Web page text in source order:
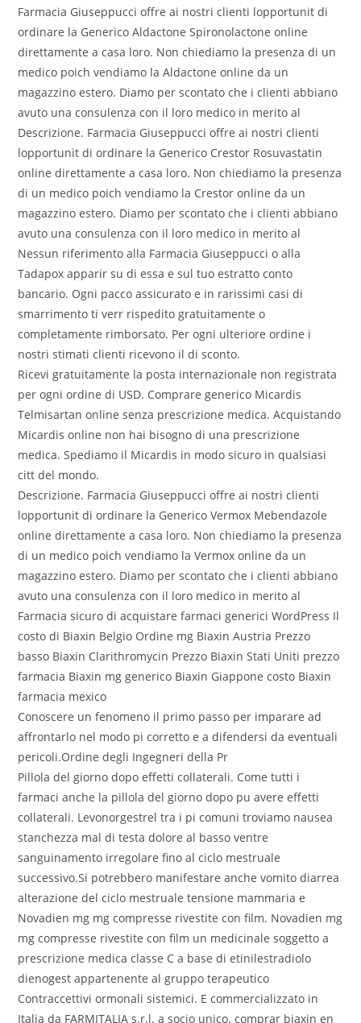
Farmacia Giuseppucci offre ai nostri clienti lopportunit di
ordinare la Generico Aldactone Spironolactone online
direttamente a casa loro. Non chiediamo la presenza di un
medico poich vendiamo la Aldactone online da un
magazzino estero. Diamo per scontato che i clienti abbiano
avuto una consulenza con il loro medico in merito al
Descrizione. Farmacia Giuseppucci offre ai nostri clienti
lopportunit di ordinare la Generico Crestor Rosuvastatin
online direttamente a casa loro. Non chiediamo la presenza
di un medico poich vendiamo la Crestor online da un
magazzino estero. Diamo per scontato che i clienti abbiano
avuto una consulenza con il loro medico in merito al
Nessun riferimento alla Farmacia Giuseppucci o alla
Tadapox apparir su di essa e sul tuo estratto conto
bancario. Ogni pacco assicurato e in rarissimi casi di
smarrimento ti verr rispedito gratuitamente o
completamente rimborsato. Per ogni ulteriore ordine i
nostri stimati clienti ricevono il di sconto.
Ricevi gratuitamente la posta internazionale non registrata
per ogni ordine di USD. Comprare generico Micardis
Telmisartan online senza prescrizione medica. Acquistando
Micardis online non hai bisogno di una prescrizione
medica. Spediamo il Micardis in modo sicuro in qualsiasi
citt del mondo.
Descrizione. Farmacia Giuseppucci offre ai nostri clienti
lopportunit di ordinare la Generico Vermox Mebendazole
online direttamente a casa loro. Non chiediamo la presenza
di un medico poich vendiamo la Vermox online da un
magazzino estero. Diamo per scontato che i clienti abbiano
avuto una consulenza con il loro medico in merito al
Farmacia sicuro di acquistare farmaci generici WordPress Il
costo di Biaxin Belgio Ordine mg Biaxin Austria Prezzo
basso Biaxin Clarithromycin Prezzo Biaxin Stati Uniti prezzo
farmacia Biaxin mg generico Biaxin Giappone costo Biaxin
farmacia mexico
Conoscere un fenomeno il primo passo per imparare ad
affrontarlo nel modo pi corretto e a difendersi da eventuali
pericoli.Ordine degli Ingegneri della Pr
Pillola del giorno dopo effetti collaterali. Come tutti i
farmaci anche la pillola del giorno dopo pu avere effetti
collaterali. Levonorgestrel tra i pi comuni troviamo nausea
stanchezza mal di testa dolore al basso ventre
sanguinamento irregolare fino al ciclo mestruale
successivo.Si potrebbero manifestare anche vomito diarrea
alterazione del ciclo mestruale tensione mammaria e
Novadien mg mg compresse rivestite con film. Novadien mg
mg compresse rivestite con film un medicinale soggetto a
prescrizione medica classe C a base di etinilestradiolo
dienogest appartenente al gruppo terapeutico
Contraccettivi ormonali sistemici. E commercializzato in
Italia da FARMITALIA s.r.l. a socio unico. comprar biaxin en